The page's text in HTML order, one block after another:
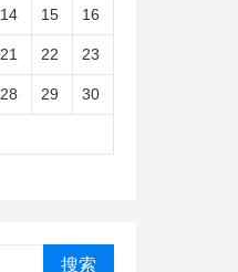
14 15 16
21 22 23
28 29 30
搜索